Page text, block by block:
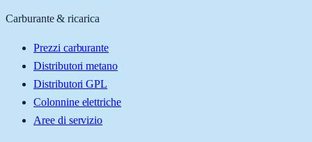
Carburante & ricarica
Prezzi carburante
Distributori metano
Distributori GPL
Colonnine elettriche
Aree di servizio